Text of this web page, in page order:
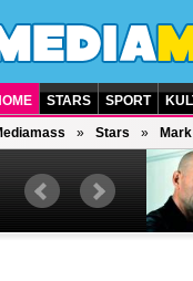
STARS SPORT
Stars